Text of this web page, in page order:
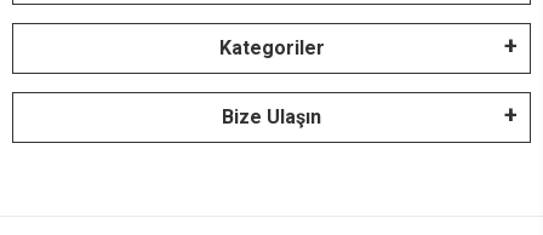
Kategoriler
Bize Ulaşın